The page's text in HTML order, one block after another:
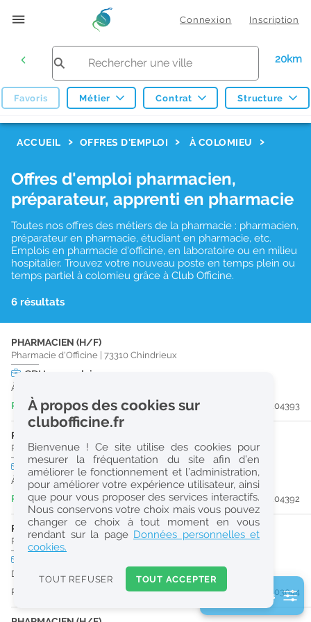
Connexion Inscription
20km
Favoris Métier Contrat Structure
Réinitialiser
2
0
k
Consulter les offres de la France d'outre-mer
ACCUEIL OFFRES D'EMPLOI À COLOMIEU
Offres d'emploi pharmacien,
préparateur, apprenti en pharmacie
Toutes nos offres des métiers de la pharmacie : pharmacien,
préparateur en pharmacie, étudiant en pharmacie, etc.
Emplois en pharmacie d'officine, en laboratoire ou en milieu
hospitalier. Trouvez votre nouveau poste en temps plein ou
temps partiel à colomieu grâce à Club Officine.
6 résultats
PHARMACIEN (H/F)
Pharmacie d'Officine 73310 Chindrieux
CDI temps plein
À partir du 01/11/26
Publiée il y a 6 heure(s)
#204393
PRÉPARATEUR EN PHARMACIE (H/F)
Pharmacie d'Officine|73310Chindrieux
temps plein
À partir du 28/09/26
Publiée il y a 6 heure(s)
#204392
PHARMACIEN (H/F)
Pharmacie d'Officine 38390 Montalieu-Vercieu
Du 31/08/26 au 28/02/27
Publiée il y a 19 jour(s)
#203044
2 filtre(s) actifs
À propos des cookies sur
clubofficine.fr
Bienvenue ! Ce site utilise des cookies pour
mesurer la fréquentation du site afin d’en
améliorer le fonctionnement et l’administration,
pour améliorer votre expérience utilisateur, ainsi
que pour vous proposer des services interactifs.
Nous conservons votre choix mais vous pouvez
changer ce choix à tout moment en vous
rendant sur la page Données personnelles et
cookies.
TOUT REFUSER TOUT ACCEPTER